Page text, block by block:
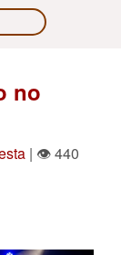
no
| 👁 440